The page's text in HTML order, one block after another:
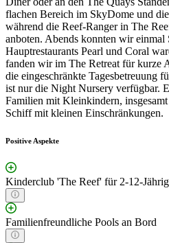
flachen Bereich im SkyDome und
während die Reef-Ranger in The
anboten. Abends konnten wir
Hauptrestaurants Pearl und Coral
fanden wir im The Retreat für kurze
die eingeschränkte Tagesbetreuung
ist nur die Night Nursery verfügbar.
Familien mit Kleinkindern,
Schiff mit kleinen Einschränkungen.
Positive Aspekte
Kinderclub 'The Reef' für 2-12-
Familienfreundliche Pools an Bord